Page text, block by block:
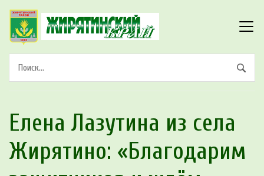
Елена Лазутина из села
Жирятино: «Благодарим